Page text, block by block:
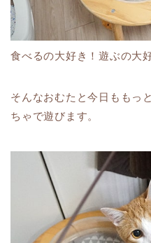
食べるの大好き！遊ぶの大
そんなおむたと今日ももっ
ちゃで遊びます。